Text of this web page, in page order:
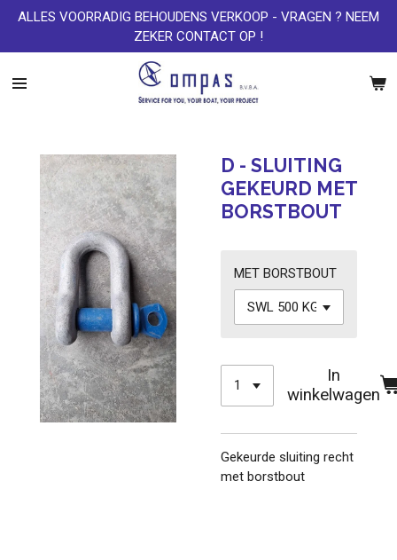
Ga
naar
de
ALLES VOORRADIG BEHOUDENS VERKOOP - VRAGEN ? NEEM
ZEKER CONTACT OP !
D - SLUITING
GEKEURD MET
BORSTBOUT
MET BORSTBOUT
In
winkelwagen
Gekeurde sluiting recht
met borstbout